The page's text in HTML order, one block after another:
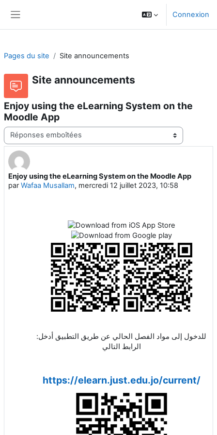
Connexion
Pages du site Site announcements
Site announcements
Enjoy using the eLearning System on the
Moodle App
Type d’affichage
Enjoy using the eLearning System on the Moodle App
parWafaa Musallam, mercredi 12 juillet 2023, 10:58
Nombre de réponses : 0
:للدخول إلى مواد الفصل الحالي عن طريق التطبيق أدخل
الرابط التالي
https://elearn.just.edu.jo/current/